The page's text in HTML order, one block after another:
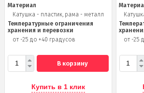
Материал
Катушка - пластик, рама - металл
Температурные ограничения
хранения и перевозки
от -25 до +40 градусов
В корзину
Купить в 1 клик
от -25